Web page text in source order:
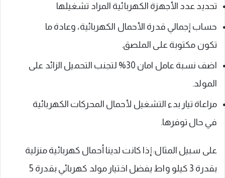
تحديد عدد الأجهزة الكهربائية المراد تشغيلها
حساب إجمالي قدرة الأحمال الكهربائية، وعادة ما
تكون مكتوبة على الملصق.
اضف نسبة عامل امان 30% لتجنب التحميل الزائد على
المولد.
مراعاة تيار بدء التشغيل لأحمال المحركات الكهربائية
في حال توفرها.
على سبيل المثال: إذا كانت لدينا أحمال كهربائية منزلية
بقدرة 3 كيلو واط يفضل اختيار مولد كهربائي بقدرة 5